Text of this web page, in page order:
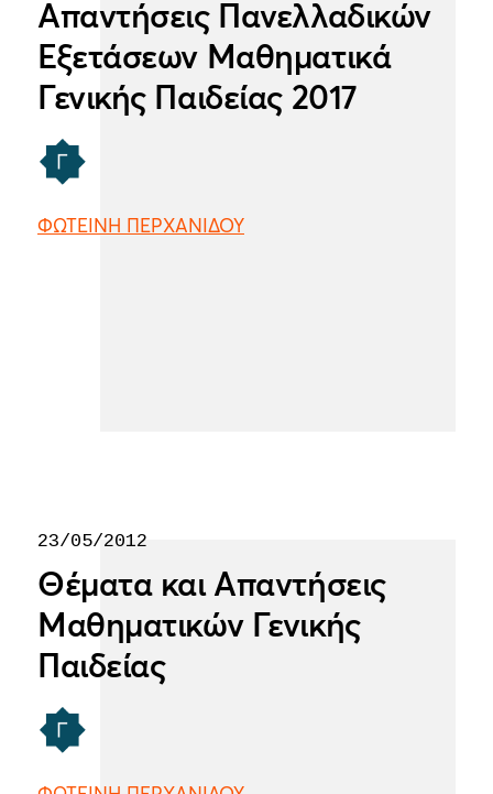
Απαντήσεις Πανελλαδικών
Εξετάσεων Μαθηματικά
Γενικής Παιδείας 2017
ΦΩΤΕΙΝΗ ΠΕΡΧΑΝΙΔΟΥ
23/05/2012
Θέματα και Απαντήσεις
Μαθηματικών Γενικής
Παιδείας